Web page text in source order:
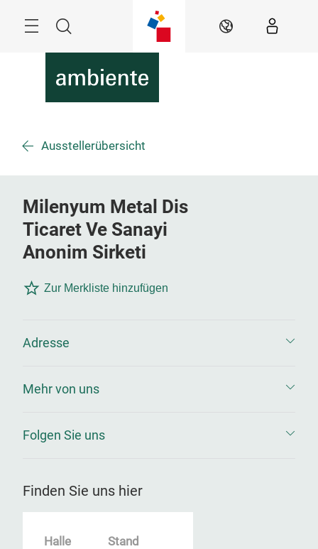
Suche DE
Ausstellerübersicht
Milenyum Metal Dis
Ticaret Ve Sanayi
Anonim Sirketi
Zur Merkliste hinzufügen
Adresse
Mehr von uns
Folgen Sie uns
Finden Sie uns hier
Halle Stand